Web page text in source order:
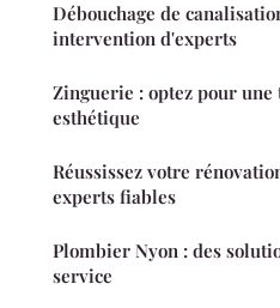
Débouchage de
intervention d'experts
Zinguerie : optez pour
esthétique
Réussissez votre
experts fiables
Plombier Nyon : des
service